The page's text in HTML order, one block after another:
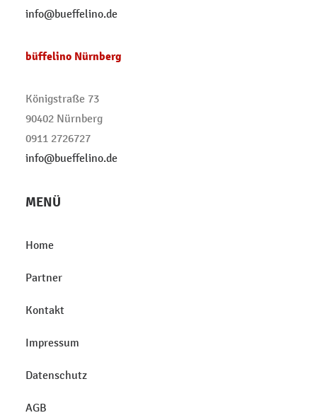
info@bueffelino.de
büffelino Nürnberg
Königstraße 73
90402 Nürnberg
0911 2726727
info@bueffelino.de
MENÜ
Home
Partner
Kontakt
Impressum
Datenschutz
AGB